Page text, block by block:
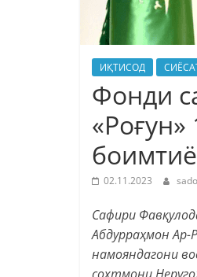
ИҚТИСОД
Фонди
02.11.2023
Сафири
Абдурраҳмон
намояндагони